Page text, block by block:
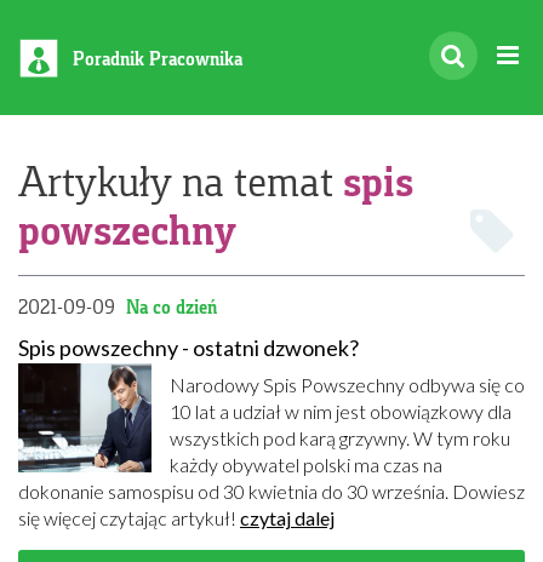
Poradnik Pracownika
Artykuły na temat spis
powszechny
2021-09-09 Na co dzień
Spis powszechny - ostatni dzwonek?
Narodowy Spis Powszechny odbywa się co
10 lat a udział w nim jest obowiązkowy dla
wszystkich pod karą grzywny. W tym roku
każdy obywatel polski ma czas na
dokonanie samospisu od 30 kwietnia do 30 września. Dowiesz
się więcej czytając artykuł! czytaj dalej